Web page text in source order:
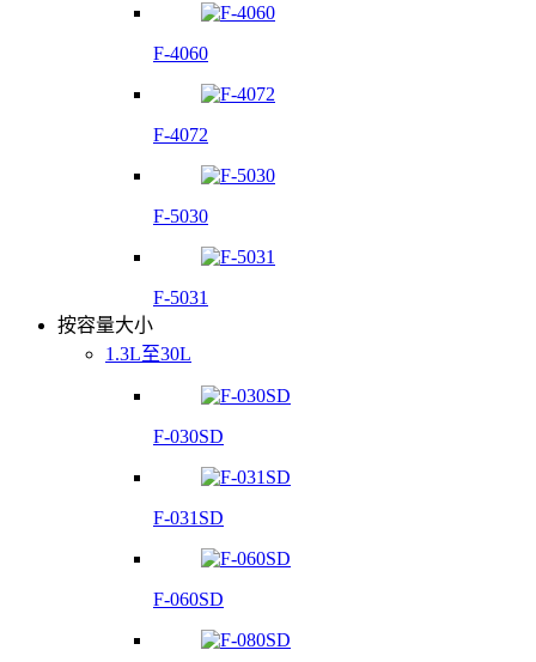
F-4060
F-4072
F-5030
F-5031
按容量大小
1.3L至30L
F-030SD
F-031SD
F-060SD